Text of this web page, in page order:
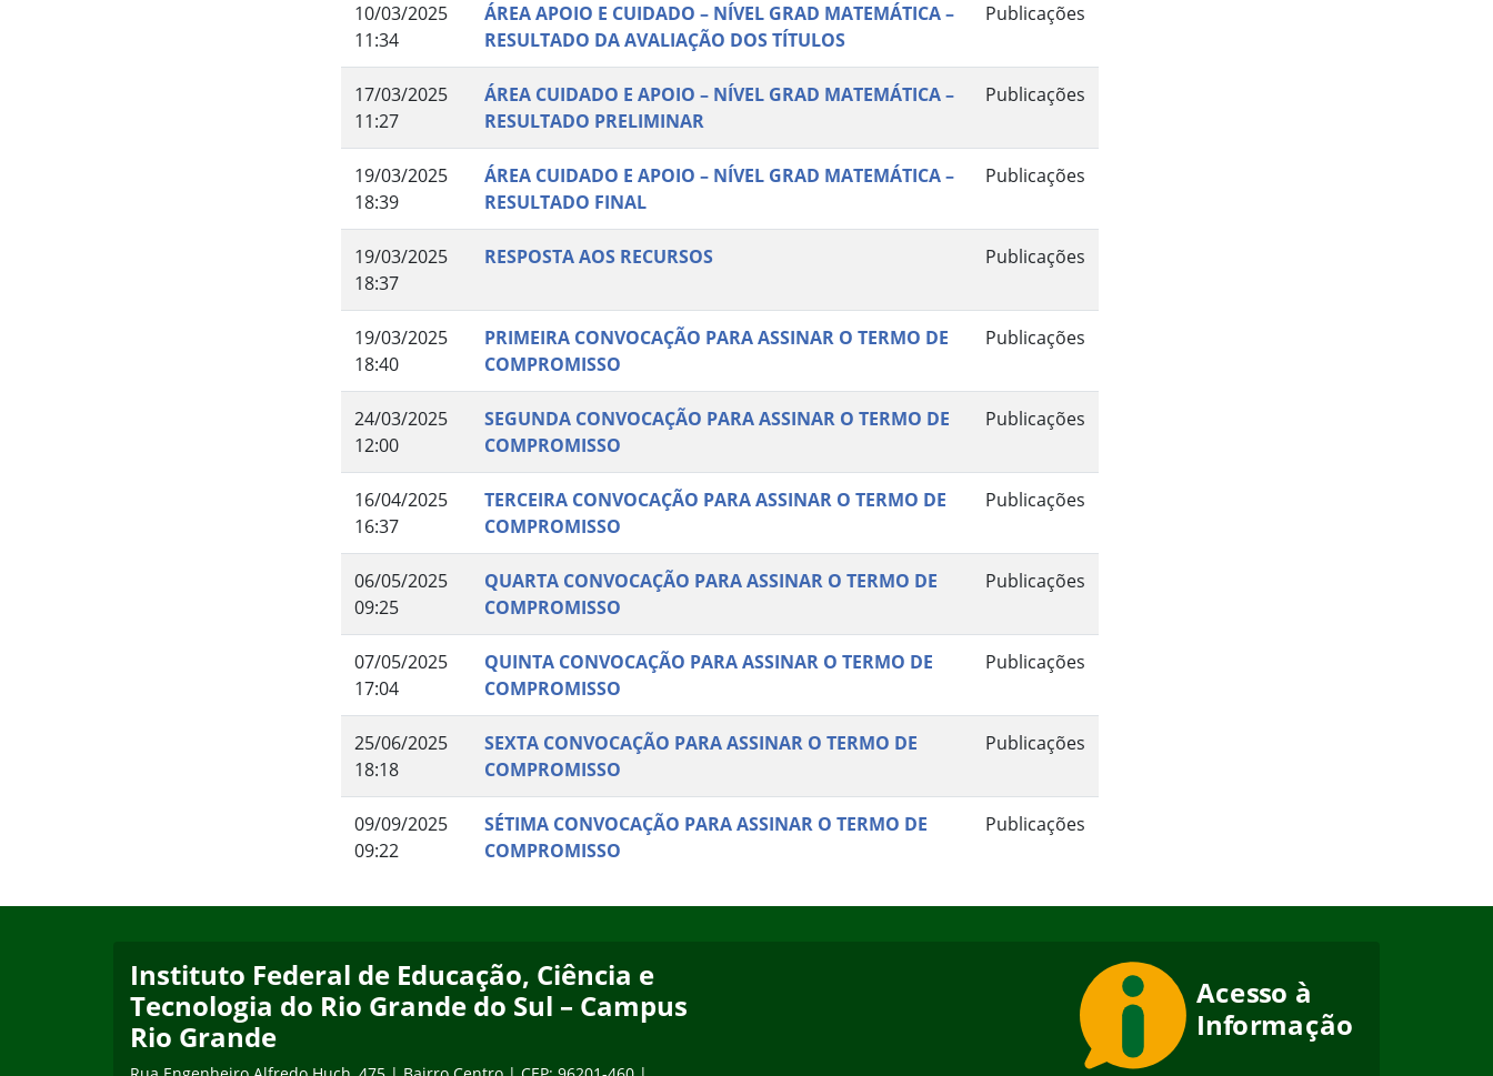
10/03/2025
11:34
ÁREA APOIO E CUIDADO – NÍVEL GRAD MATEMÁTICA –
RESULTADO DA AVALIAÇÃO DOS TÍTULOS
Publicações
17/03/2025
11:27
ÁREA CUIDADO E APOIO – NÍVEL GRAD MATEMÁTICA –
RESULTADO PRELIMINAR
Publicações
19/03/2025
18:39
ÁREA CUIDADO E APOIO – NÍVEL GRAD MATEMÁTICA –
RESULTADO FINAL
Publicações
19/03/2025
18:37
RESPOSTA AOS RECURSOS Publicações
19/03/2025
18:40
PRIMEIRA CONVOCAÇÃO PARA ASSINAR O TERMO DE
COMPROMISSO
Publicações
24/03/2025
12:00
SEGUNDA CONVOCAÇÃO PARA ASSINAR O TERMO DE
COMPROMISSO
Publicações
16/04/2025
16:37
TERCEIRA CONVOCAÇÃO PARA ASSINAR O TERMO DE
COMPROMISSO
Publicações
06/05/2025
09:25
QUARTA CONVOCAÇÃO PARA ASSINAR O TERMO DE
COMPROMISSO
Publicações
07/05/2025
17:04
QUINTA CONVOCAÇÃO PARA ASSINAR O TERMO DE
COMPROMISSO
Publicações
25/06/2025
18:18
SEXTA CONVOCAÇÃO PARA ASSINAR O TERMO DE
COMPROMISSO
Publicações
09/09/2025
09:22
SÉTIMA CONVOCAÇÃO PARA ASSINAR O TERMO DE
COMPROMISSO
Publicações
Instituto Federal de Educação, Ciência e
Tecnologia do Rio Grande do Sul – Campus
Rio Grande